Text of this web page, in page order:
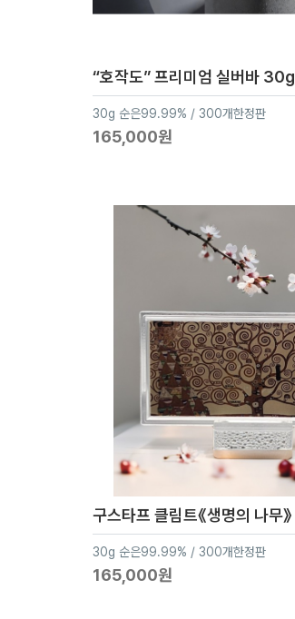
“호작도” 프리미엄 실버바 30g
30g 순은99.99% / 300개한정판
165,000원
30g 순은99.99% / 300개한정판
165,000원